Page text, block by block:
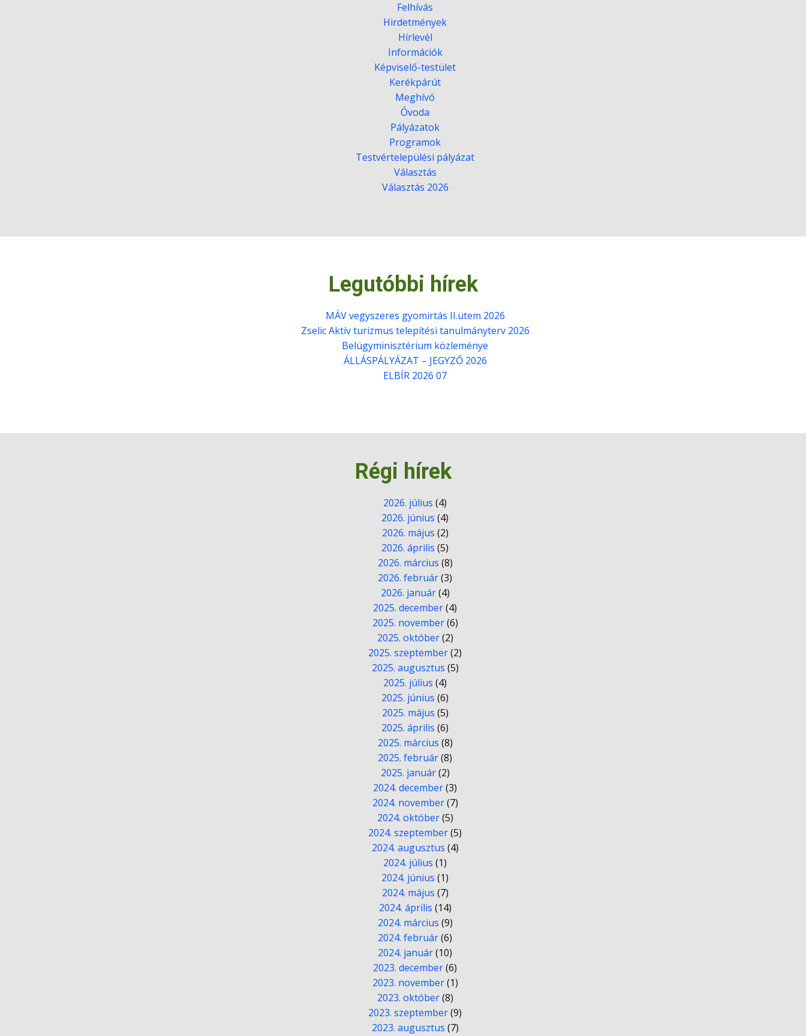
Felhívás
Hirdetmények
Hírlevél
Információk
Képviselő-testület
Kerékpárút
Meghívó
Óvoda
Pályázatok
Programok
Testvértelepülési pályázat
Választás
Választás 2026
Legutóbbi hírek
MÁV vegyszeres gyomirtás II.ütem 2026
Zselic Aktív turizmus telepítési tanulmányterv 2026
Belügyminisztérium közleménye
ÁLLÁSPÁLYÁZAT – JEGYZŐ 2026
ELBÍR 2026 07
Régi hírek
2026. július (4)
2026. június (4)
2026. május (2)
2026. április (5)
2026. március (8)
2026. február(3)
2026. január(4)
2025. december(4)
2025. november(6)
2025. október(2)
2025. szeptember(2)
2025. augusztus (5)
2025. július (4)
2025. június (6)
2025. május (5)
2025. április (6)
2025. március (8)
2025. február(8)
2025. január(2)
2024. december(3)
2024. november(7)
2024. október(5)
2024. szeptember(5)
2024. augusztus (4)
2024. július (1)
2024. június (1)
2024. május (7)
2024. április (14)
2024. március (9)
2024. február(6)
2024. január(10)
2023. december(6)
2023. november(1)
2023. október(8)
2023. szeptember(9)
2023. augusztus (7)